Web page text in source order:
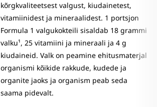
kõrgkvaliteetsest valgust, kiudainetest,
vitamiinidest ja mineraalidest. 1 portsjon
Formula 1 valgukokteili sisaldab 18 grammi
valku¹, 25 vitamiini ja mineraali ja 4 g
kiudaineid. Valk on peamine ehitusmaterjal
organismi kõikide rakkude, kudede ja
organite jaoks ja organism peab seda
saama pidevalt.